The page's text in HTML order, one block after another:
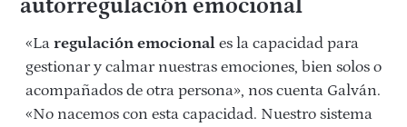
autorregulación emocional
«La regulación emocional es la capacidad para
gestionar y calmar nuestras emociones, bien solos o
acompañados de otra persona», nos cuenta Galván.
«No nacemos con esta capacidad. Nuestro sistema